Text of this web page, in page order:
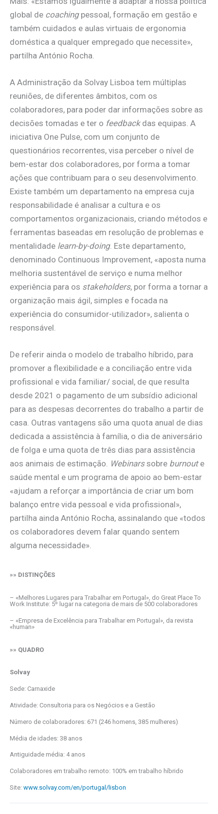
global de coachingpessoal, formação em gestão e
também cuidados e aulas virtuais de ergonomia
doméstica a qualquer empregado que necessite»,
partilha António Rocha.
A Administração da Solvay Lisboa tem múltiplas
reuniões, de diferentes âmbitos, com os
colaboradores, para poder dar informações sobre as
decisões tomadas e ter o feedbackdas equipas. A
iniciativa One Pulse, com um conjunto de
questionários recorrentes, visa perceber o nível de
bem-estar dos colaboradores, por forma a tomar
ações que contribuam para o seu desenvolvimento.
Existe também um departamento na empresa cuja
responsabilidade é analisar a cultura e os
comportamentos organizacionais, criando métodos e
ferramentas baseadas em resolução de problemas e
mentalidade learn-by-doing. Este departamento,
denominado Continuous Improvement, «aposta numa
melhoria sustentável de serviço e numa melhor
experiência para os stakeholders, por forma a tornar a
organização mais ágil, simples e focada na
experiência do consumidor-utilizador», salienta o
responsável.
De referir ainda o modelo de trabalho híbrido, para
promover a flexibilidade e a conciliação entre vida
profissional e vida familiar/ social, de que resulta
desde 2021 o pagamento de um subsídio adicional
para as despesas decorrentes do trabalho a partir de
casa. Outras vantagens são uma quota anual de dias
dedicada a assistência à família, o dia de aniversário
de folga e uma quota de três dias para assistência
aos animais de estimação. Webinarssobre burnoute
saúde mental e um programa de apoio ao bem-estar
«ajudam a reforçar a importância de criar um bom
balanço entre vida pessoal e vida profissional»,
partilha ainda António Rocha, assinalando que «todos
os colaboradores devem falar quando sentem
alguma necessidade».
»» DISTINÇÕES
– «Melhores Lugares para Trabalhar em Portugal», do Great Place To
Work Institute: 5º lugar na categoria de mais de 500 colaboradores
– «Empresa de Excelência para Trabalhar em Portugal», da revista
«human»
»» QUADRO
Solvay
Sede: Carnaxide
Atividade: Consultoria para os Negócios e a Gestão
Número de colaboradores: 671 (246 homens, 385 mulheres)
Média de idades: 38 anos
Antiguidade média: 4 anos
Colaboradores em trabalho remoto: 100% em trabalho híbrido
Site: www.solvay.com/en/portugal/lisbon